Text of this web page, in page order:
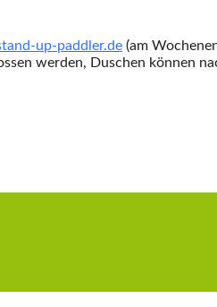
up-paddler.de (am
werden, Duschen können